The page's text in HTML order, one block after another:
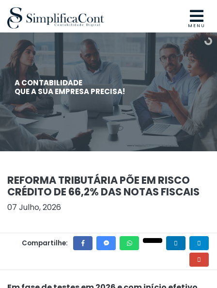
MENU
A CONTABILIDADE
QUE A SUA EMPRESA PRECISA!
REFORMA TRIBUTÁRIA PÕE EM RISCO
CRÉDITO DE 66,2% DAS NOTAS FISCAIS
07 Julho, 2026
Compartilhe: